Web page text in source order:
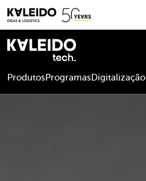
Produtos Programas Digitalização